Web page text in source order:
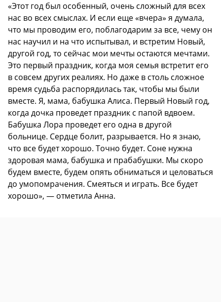
«Этот год был особенный, очень сложный для всех
нас во всех смыслах. И если еще «вчера» я думала,
что мы проводим его, поблагодарим за все, чему он
нас научил и на что испытывал, и встретим Новый,
другой год, то сейчас мои мечты остаются мечтами.
Это первый праздник, когда моя семья встретит его
в совсем других реалиях. Но даже в столь сложное
время судьба распорядилась так, чтобы мы были
вместе. Я, мама, бабушка Алиса. Первый Новый год,
когда дочка проведет праздник с папой вдвоем.
Бабушка Лора проведет его одна в другой
больнице. Сердце болит, разрывается. Но я знаю,
что все будет хорошо. Точно будет. Соне нужна
здоровая мама, бабушка и прабабушки. Мы скоро
будем вместе, будем опять обниматься и целоваться
до умопомрачения. Смеяться и играть. Все будет
хорошо», — отметила Анна.